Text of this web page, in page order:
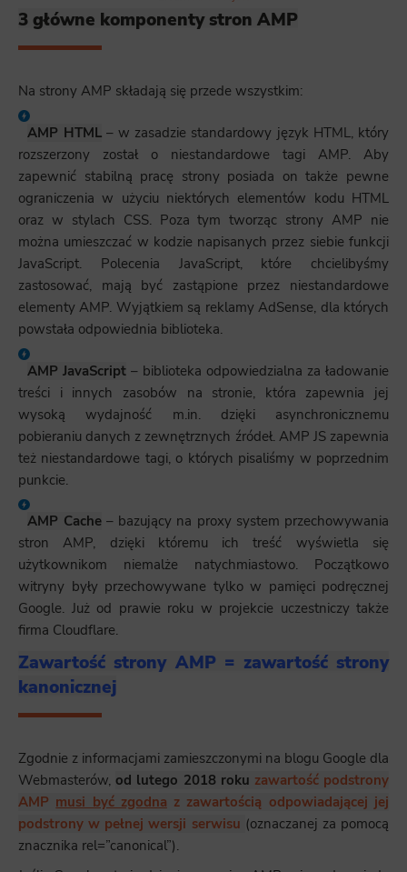
3 główne komponenty stron AMP
Na strony AMP składają się przede wszystkim:
AMP HTML– w zasadzie standardowy język HTML, który
rozszerzony został o niestandardowe tagi AMP. Aby
zapewnić stabilną pracę strony posiada on także pewne
ograniczenia w użyciu niektórych elementów kodu HTML
oraz w stylach CSS. Poza tym tworząc strony AMP nie
można umieszczać w kodzie napisanych przez siebie funkcji
JavaScript. Polecenia JavaScript, które chcielibyśmy
zastosować, mają być zastąpione przez niestandardowe
elementy AMP. Wyjątkiem są reklamy AdSense, dla których
powstała odpowiednia biblioteka.
AMP JavaScript – biblioteka odpowiedzialna za ładowanie
treści i innych zasobów na stronie, która zapewnia jej
wysoką wydajność m.in. dzięki asynchronicznemu
pobieraniu danych z zewnętrznych źródeł. AMP JS zapewnia
też niestandardowe tagi, o których pisaliśmy w poprzednim
punkcie.
AMP Cache– bazujący na proxy system przechowywania
stron AMP, dzięki któremu ich treść wyświetla się
użytkownikom niemalże natychmiastowo. Początkowo
witryny były przechowywane tylko w pamięci podręcznej
Google. Już od prawie roku w projekcie uczestniczy także
firma Cloudflare.
Zawartość strony AMP = zawartość strony
kanonicznej
Zgodnie z informacjami zamieszczonymi na blogu Google dla
Webmasterów, od lutego 2018 roku zawartość podstrony
AMP musi być zgodna z zawartością odpowiadającej jej
podstrony w pełnej wersji serwisu (oznaczanej za pomocą
znacznika rel=”canonical”).